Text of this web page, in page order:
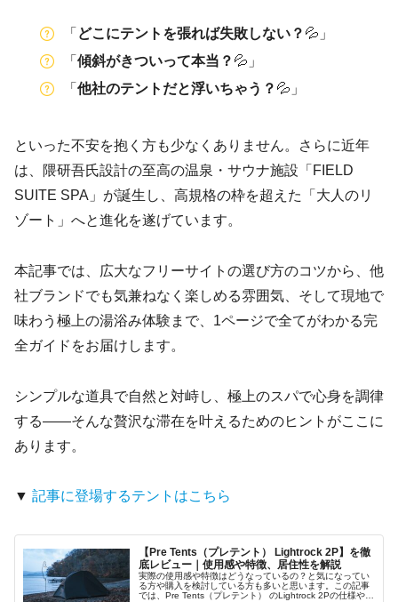
「 どこにテントを張れば失敗しない？ 💦」
「 傾斜がきついって本当？ 💦」
「 他社のテントだと浮いちゃう？ 💦」
といった不安を抱く方も少なくありません。さらに近年
は、隈研吾氏設計の至高の温泉・サウナ施設「FIELD
SUITE SPA」が誕生し、高規格の枠を超えた「大人のリ
ゾート」へと進化を遂げています。
本記事では、広大なフリーサイトの選び方のコツから、他
社ブランドでも気兼ねなく楽しめる雰囲気、そして現地で
味わう極上の湯浴み体験まで、1ページで全てがわかる完
全ガイドをお届けします。
シンプルな道具で自然と対峙し、極上のスパで心身を調律
する――そんな贅沢な滞在を叶えるためのヒントがここに
あります。
▼ 記事に登場するテントはこちら
【Pre Tents（プレテント） Lightrock 2P】を徹
底レビュー｜使用感や特徴、居住性を解説
実際の使用感や特徴はどうなっているの？と気になってい
る方や購入を検討している方も多いと思います。この記事
では、Pre Tents（プレテント） のLightrock 2Pの仕様や性